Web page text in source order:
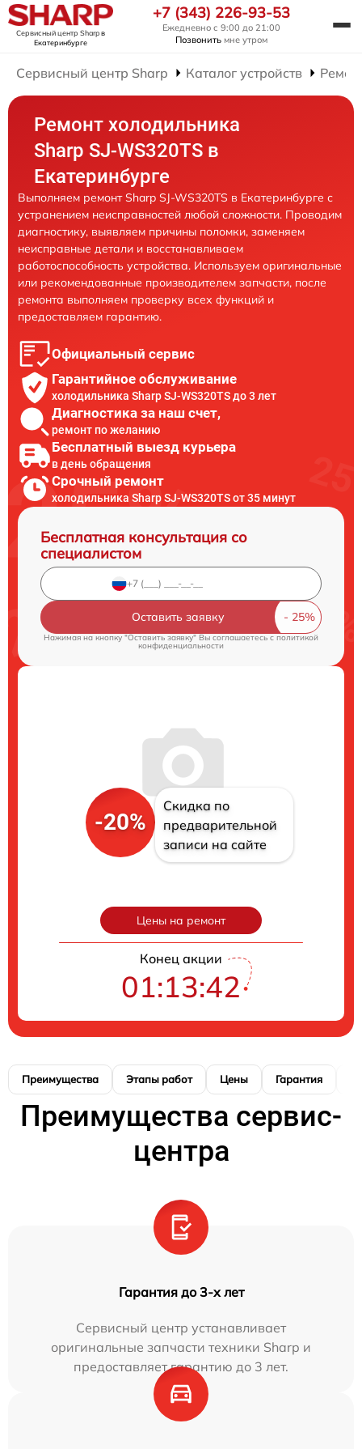
Сервисный центр Sharpв
Екатеринбурге
+7 (343) 226-93-53
Ежедневно с 9:00 до 21:00
Позвонить мне утром
Сервисный центр Sharp Каталог устройств
Ремонт холодильника
Sharp SJ-WS320TS в
Екатеринбурге
Выполняем ремонт Sharp SJ-WS320TS в Екатеринбурге с
устранением неисправностей любой сложности. Проводим
диагностику, выявляем причины поломки, заменяем
неисправные детали и восстанавливаем
работоспособность устройства. Используем оригинальные
или рекомендованные производителем запчасти, после
ремонта выполняем проверку всех функций и
предоставляем гарантию.
Официальный сервис
Гарантийное обслуживание
холодильника Sharp SJ-WS320TS до 3 лет
Диагностика за наш счет,
ремонт по желанию
Бесплатный выезд курьера
в день обращения
Срочный ремонт
холодильника Sharp SJ-WS320TS от 35 минут
Бесплатная консультация со
специалистом
Оставить заявку
Нажимая на кнопку "Оставить заявку" Вы соглашаетесь cполитикой
конфиденциальности
-20%
Скидка по
предварительной
записи на сайте
Цены на ремонт
Конец акции
01:13:41
Преимущества Этапы работ Цены Гарантия
Преимущества сервис-
центра
Гарантия до 3-х лет
Сервисный центр устанавливает
оригинальные запчасти техники Sharp и
предоставляет гарантию до 3 лет.